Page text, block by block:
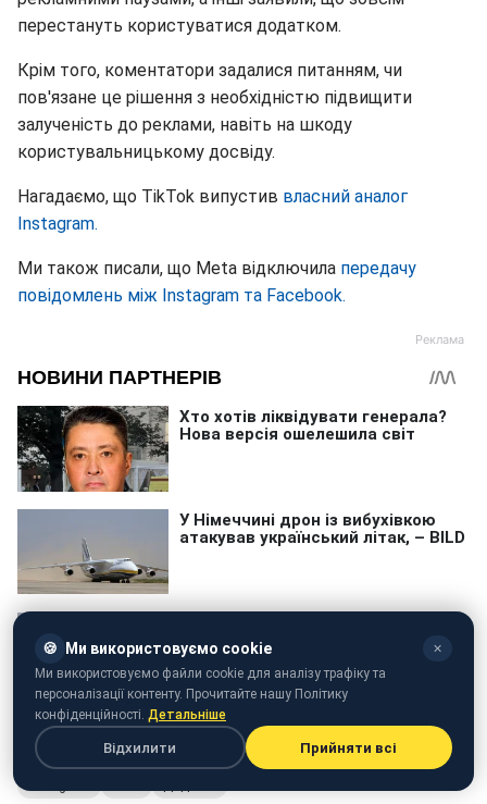
перестануть користуватися додатком.
Крім того, коментатори задалися питанням, чи
пов'язане це рішення з необхідністю підвищити
залученість до реклами, навіть на шкоду
користувальницькому досвіду.
Нагадаємо, що TikTok випустив власний аналог
Instagram.
Ми також писали, що Meta відключила передачу
повідомлень між Instagram та Facebook.
🍪 Ми використовуємо cookie ✕
Ми використовуємо файли cookie для аналізу трафіку та
персоналізації контенту. Прочитайте нашу Політику
конфіденційності. Детальніше
Відхилити Прийняти всі